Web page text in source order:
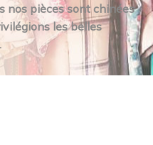
nos pièces sont chinées
les belles